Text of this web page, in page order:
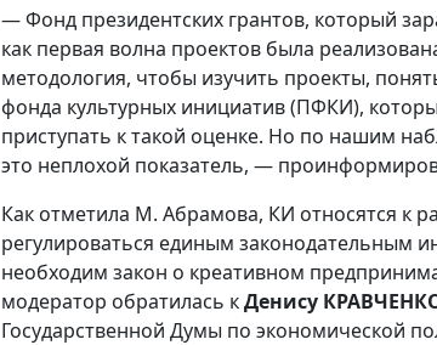
— Фонд президентских грантов, который
как первая волна проектов была
методология, чтобы изучить проекты,
фонда культурных инициатив (ПФКИ),
приступать к такой оценке. Но по нашим
это неплохой показатель, —
Как отметила М. Абрамова, КИ относятся к
регулироваться единым законодательным
необходим закон о креативном
модератор обратилась кДенису
Государственной Думы по экономической